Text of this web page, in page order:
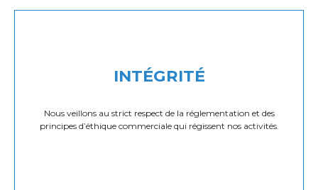
INTÉGRITÉ
Nous veillons au strict respect de la réglementation et des
principes d’éthique commerciale qui régissent nos activités.